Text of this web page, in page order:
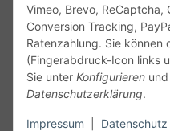
Vimeo, Brevo, ReCaptcha,
Conversion Tracking,
Ratenzahlung. Sie können
(Fingerabdruck-Icon links
Sie unter Konfigurieren
Datenschutzerklärung.
Impressum Datenschutz
Gesetzliche Informationen
Alle technischen Angaben
Angaben vorbehalten.
unseren Kundenservice.